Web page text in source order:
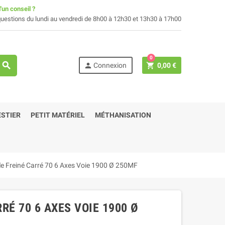
conseil ?
du lundi au vendredi de 8h00 à 12h30 et 13h30 à 17h00
search person Connexion shopping_cart 0,00 €
0
PETIT MATÉRIEL MÉTHANISATION
Freiné Carré 70 6 Axes Voie 1900 Ø 250MF
70 6 AXES VOIE 1900 Ø